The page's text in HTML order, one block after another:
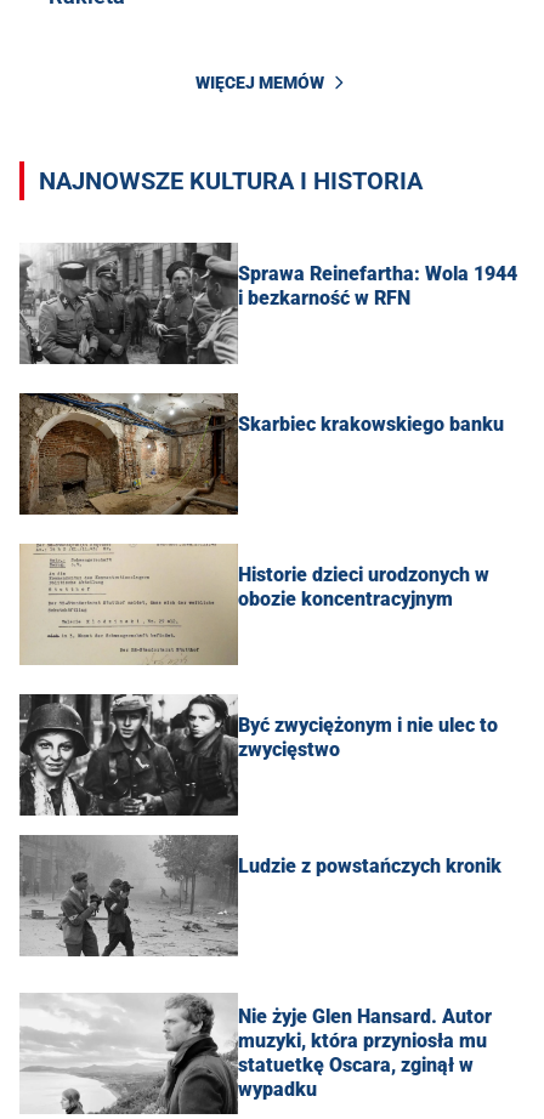
WIĘCEJ MEMÓW
NAJNOWSZE KULTURA I HISTORIA
Sprawa Reinefartha: Wola 1944
i bezkarność w RFN
Skarbiec krakowskiego banku
Historie dzieci urodzonych w
obozie koncentracyjnym
Być zwyciężonym i nie ulec to
zwycięstwo
Ludzie z powstańczych kronik
Nie żyje Glen Hansard. Autor
muzyki, która przyniosła mu
statuetkę Oscara, zginął w
wypadku